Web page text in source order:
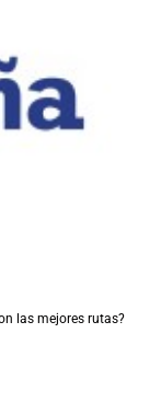
las mejores rutas?